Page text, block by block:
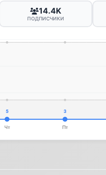
14.4K
ПОДПИСЧИКИ